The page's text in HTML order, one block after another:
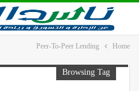
Home
Peer-To-Peer Lending
Browsing Tag